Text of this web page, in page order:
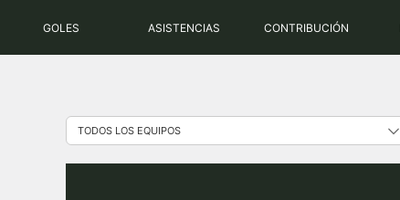
GOLES ASISTENCIAS CONTRIBUCIÓN